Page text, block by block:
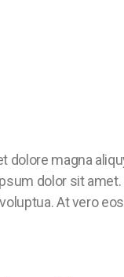
magna
dolor sit
At vero